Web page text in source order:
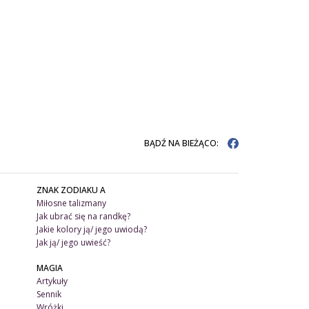
BĄDŹ NA BIEŻĄCO:
ZNAK ZODIAKU A
Miłosne talizmany
Jak ubrać się na randkę?
Jakie kolory ją/ jego uwiodą?
Jak ją/ jego uwieść?
MAGIA
Artykuły
Sennik